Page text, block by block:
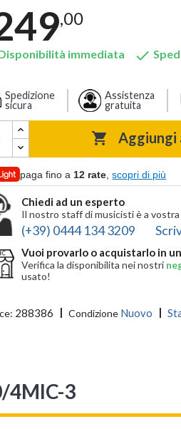
,00
immediata 
Spedizione
sicura
Assistenza
gratuita
 Aggiungi
paga fino a 12 rate ,scopri di più
Chiedi ad un esperto
Il nostro staff di musicisti è a
(+39) 0444 134 3209
Vuoi provarlo o acquistarlo in
Verifica la disponibilita nei nostri
usato!
288386 Condizione Nuovo
4MIC-3